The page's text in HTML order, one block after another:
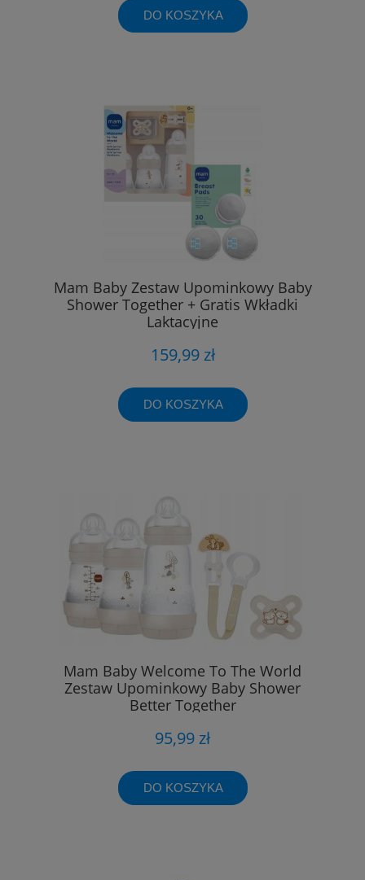
DO KOSZYKA
Mam Baby Zestaw Upominkowy Baby
Shower Together + Gratis Wkładki
Laktacyjne
159,99 zł
DO KOSZYKA
Mam Baby Welcome To The World
Zestaw Upominkowy Baby Shower
Better Together
95,99 zł
DO KOSZYKA